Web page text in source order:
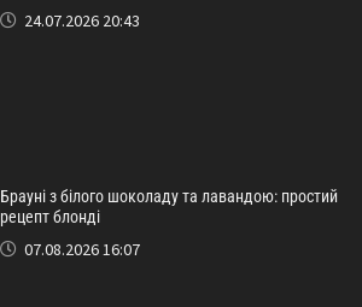
24.07.2026 20:43
Брауні з білого шоколаду та лавандою: простий
рецепт блонді
07.08.2026 16:07